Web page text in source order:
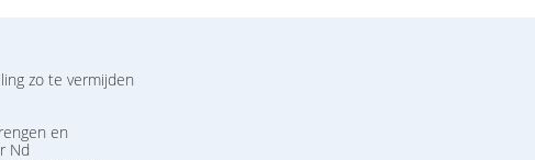
zo te vermijden
en
Nd